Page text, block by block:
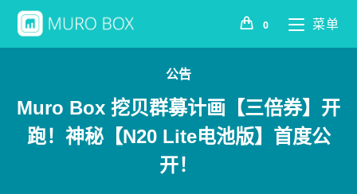
0 菜单
公告
Muro Box 挖贝群募计画【三倍券】开
跑！神秘【N20 Lite电池版】首度公
开！